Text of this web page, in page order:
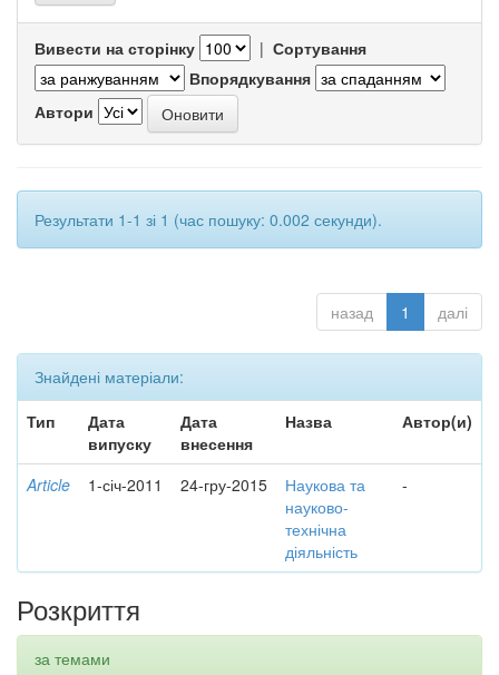
Вивести на сторінку | Сортування
Впорядкування
Автори
Результати 1-1 зі 1 (час пошуку: 0.002 секунди).
назад 1 далі
Знайдені матеріали:
Тип
Дата
випуску
Дата
внесення
Назва Автор(и)
Article 1-січ-2011 24-гру-2015
Наукова та
науково-
технічна
діяльність
-
Розкриття
за темами